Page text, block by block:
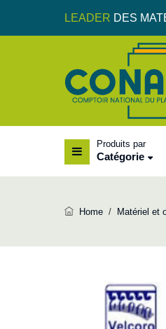
LEADER DES
Produits par
Catégorie
Home / Matériel et